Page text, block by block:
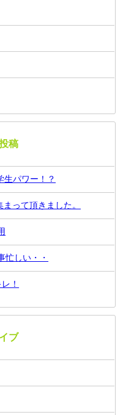
稿
生パワー！？
って頂きました。
しい・・
！
ブ